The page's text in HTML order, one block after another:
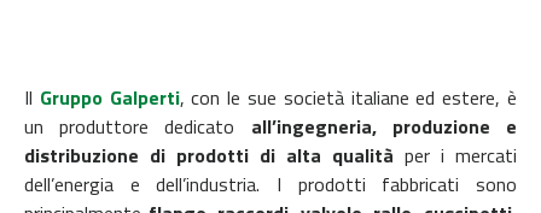
Il Gruppo Galperti, con le sue società italiane ed estere, è
un produttore dedicato all’ingegneria, produzione e
distribuzione di prodotti di alta qualità per i mercati
dell’energia e dell’industria. I prodotti fabbricati sono